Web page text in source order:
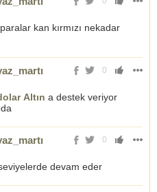
kan kırmızı nekadar
0
Altın a destek veriyor
0
devam eder